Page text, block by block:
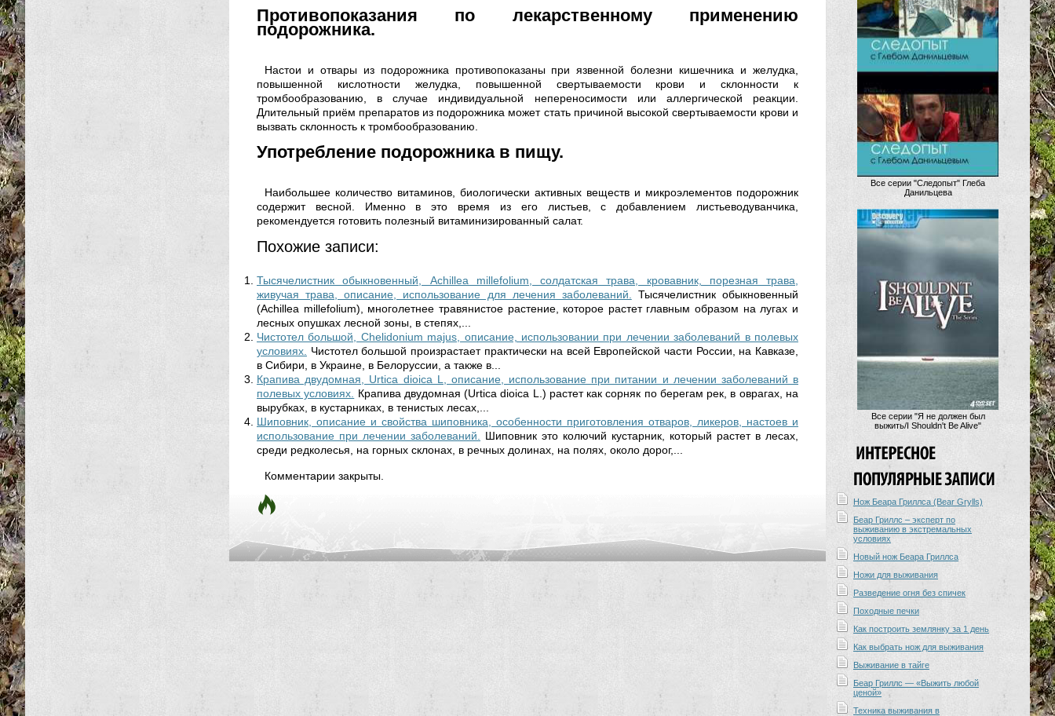
Противопоказания по лекарственному применению
подорожника.
Настои и отвары из подорожника противопоказаны при язвенной болезни кишечника и желудка,
повышенной кислотности желудка, повышенной свертываемости крови и склонности к
тромбообразованию, в случае индивидуальной непереносимости или аллергической реакции.
Длительный приём препаратов из подорожника может стать причиной высокой свертываемости крови и
вызвать склонность к тромбообразованию.
Употребление подорожника в пищу.
Наибольшее количество витаминов, биологически активных веществ и микроэлементов подорожник
содержит весной. Именно в это время из его листьев, с добавлением листьеводуванчика,
рекомендуется готовить полезный витаминизированный салат.
Похожие записи:
Тысячелистник обыкновенный, Achillea millefolium, солдатская трава, кровавник, порезная трава,
живучая трава, описание, использование для лечения заболеваний.
Тысячелистник обыкновенный
(Achillea millefolium), многолетнее травянистое растение, которое растет главным образом на лугах и
лесных опушках лесной зоны, в степях,...
Чистотел большой, Chelidonium majus, описание, использовании при лечении заболеваний в полевых
условиях.
Чистотел большой произрастает практически на всей Европейской части России, на Кавказе,
в Сибири, в Украине, в Белоруссии, а также в...
Крапива двудомная, Urtica dioica L, описание, использование при питании и лечении заболеваний в
полевых условиях.
Крапива двудомная (Urtica dioica L.) растет как сорняк по берегам рек, в оврагах, на
вырубках, в кустарниках, в тенистых лесах,...
Шиповник, описание и свойства шиповника, особенности приготовления отваров, ликеров, настоев и
использование при лечении заболеваний.
Шиповник это колючий кустарник, который растет в лесах,
среди редколесья, на горных склонах, в речных долинах, на полях, около дорог,...
Комментарии закрыты.
Все серии "Следопыт" Глеба
Данильцева
Все серии "Я не должен был
выжить/I Shouldn't Be Alive"
Нож Беара Гриллса (Bear Grylls)
Беар Гриллс – эксперт по
выживанию в экстремальных
условиях
Новый нож Беара Гриллса
Ножи для выживания
Разведение огня без спичек
Походные печки
Как построить землянку за 1 день
Как выбрать нож для выживания
Выживание в тайге
Беар Гриллс — «Выжить любой
ценой»
Техника выживания в